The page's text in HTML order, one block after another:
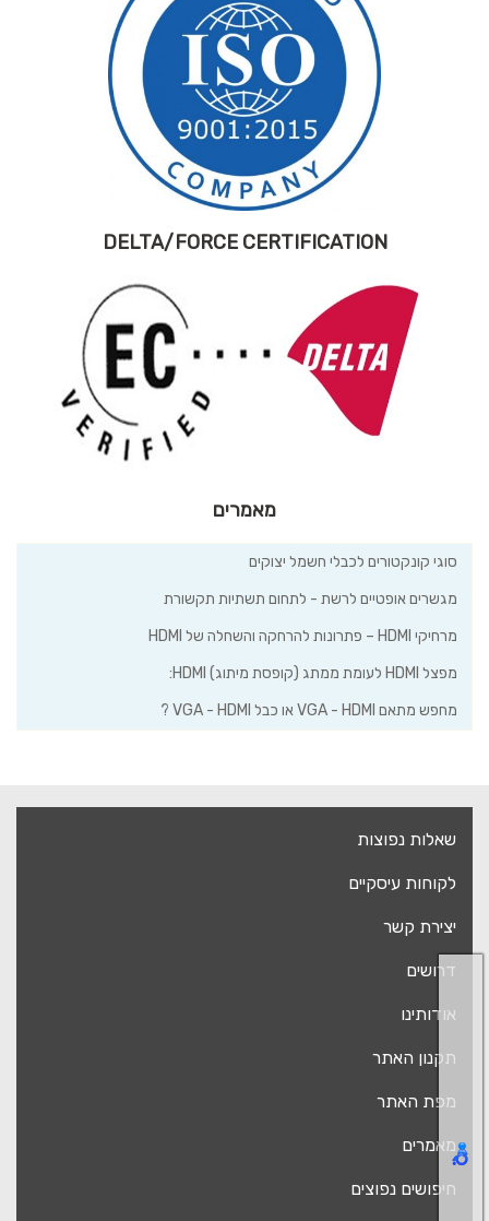
DELTA/FORCE CERTIFICATION
מאמרים
סוגי קונקטורים לכבלי חשמל יצוקים
מגשרים אופטיים לרשת - לתחום תשתיות תקשורת
מרחיקי HDMI – פתרונות להרחקה והשחלה של HDMI
מפצל HDMI לעומת ממתג (קופסת מיתוג) HDMI:
מחפש מתאם VGA - HDMI או כבל VGA - HDMI ?
שאלות נפוצות
לקוחות עיסקיים
יצירת קשר
דרושים
אודותינו
תקנון האתר
מפת האתר
מאמרים
חיפושים נפוצים